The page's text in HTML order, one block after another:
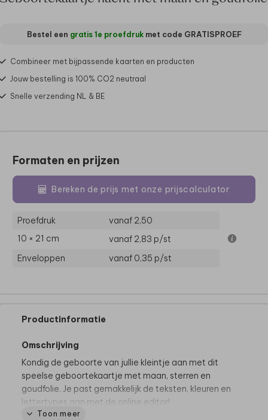
Bestel een gratis 1e proefdrukmet code GRATISPROEF
Combineer met bijpassende kaarten en producten
Jouw bestelling is 100% CO2 neutraal
Snelle verzending NL & BE
Formaten en prijzen
Bereken de prijs met onze prijscalculator
Proefdruk
vanaf 2,50
10 × 21 cm
vanaf 2,83 p/st
Enveloppen
vanaf 0,35 p/st
Productinformatie
Omschrijving
Kondig de geboorte van jullie kleintje aan met dit
speelse geboortekaartje met maan, sterren en
goudfolie. Je past gemakkelijk de teksten, kleuren en
lettertypes aan met de online editor!
Toon meer